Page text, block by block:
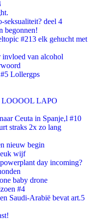
seksualiteit? deel 4
begonnen!
#213 elk gehucht met
invloed van alcohol
Lollergps
LOOOOL LAPO
Ceuta in Spanje,l #10
straks 2x zo lang
nieuw begin
wijf
day incoming?
baby drone
#4
Saudi-Arabië bevat art.5